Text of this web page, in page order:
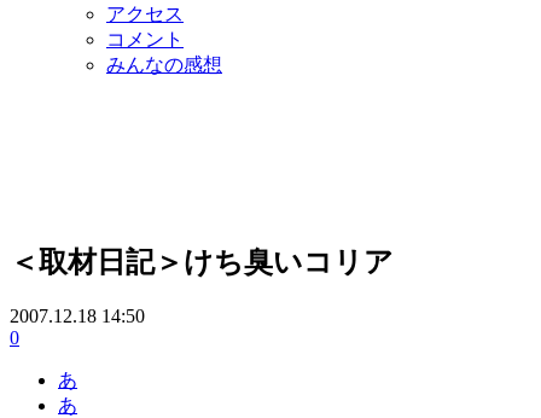
アクセス
コメント
みんなの感想
＜取材日記＞けち臭いコリア
2007.12.18 14:50
0
あ
あ